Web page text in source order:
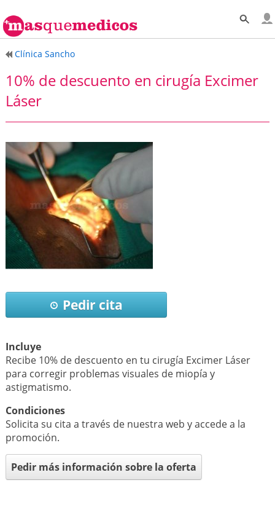
Clínica Sancho
10% de descuento en cirugía Excimer
Láser
Pedir cita
Incluye
Recibe 10% de descuento en tu cirugía Excimer Láser
para corregir problemas visuales de miopía y
astigmatismo.
Condiciones
Solicita su cita a través de nuestra web y accede a la
promoción.
Pedir más información sobre la oferta